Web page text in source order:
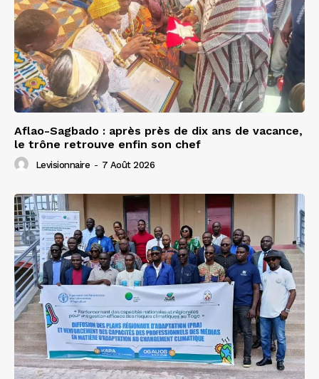
Aflao-Sagbado : après près de dix ans de vacance,
le trône retrouve enfin son chef
Levisionnaire - 7 Août 2026